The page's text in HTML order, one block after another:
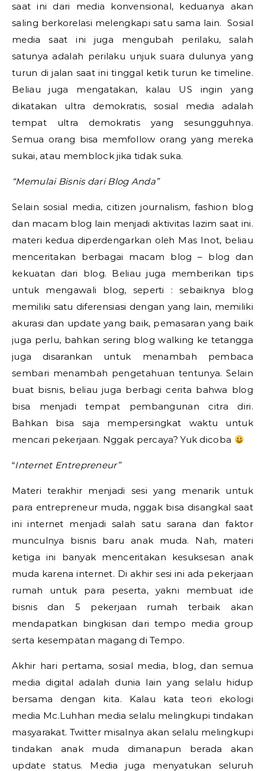
saat ini dari media konvensional, keduanya akan
saling berkorelasi melengkapi satu sama lain. Sosial
media saat ini juga mengubah perilaku, salah
satunya adalah perilaku unjuk suara dulunya yang
turun di jalan saat ini tinggal ketik turun ke timeline.
Beliau juga mengatakan, kalau US ingin yang
dikatakan ultra demokratis, sosial media adalah
tempat ultra demokratis yang sesungguhnya.
Semua orang bisa memfollow orang yang mereka
sukai, atau memblock jika tidak suka.
“Memulai Bisnis dari Blog Anda”
Selain sosial media, citizen journalism, fashion blog
dan macam blog lain menjadi aktivitas lazim saat ini.
materi kedua diperdengarkan oleh Mas Inot, beliau
menceritakan berbagai macam blog – blog dan
kekuatan dari blog. Beliau juga memberikan tips
untuk mengawali blog, seperti : sebaiknya blog
memiliki satu diferensiasi dengan yang lain, memiliki
akurasi dan update yang baik, pemasaran yang baik
juga perlu, bahkan sering blog walking ke tetangga
juga disarankan untuk menambah pembaca
sembari menambah pengetahuan tentunya. Selain
buat bisnis, beliau juga berbagi cerita bahwa blog
bisa menjadi tempat pembangunan citra diri.
Bahkan bisa saja mempersingkat waktu untuk
mencari pekerjaan. Nggak percaya? Yuk dicoba
“Internet Entrepreneur”
Materi terakhir menjadi sesi yang menarik untuk
para entrepreneur muda, nggak bisa disangkal saat
ini internet menjadi salah satu sarana dan faktor
munculnya bisnis baru anak muda. Nah, materi
ketiga ini banyak menceritakan kesuksesan anak
muda karena internet. Di akhir sesi ini ada pekerjaan
rumah untuk para peserta, yakni membuat ide
bisnis dan 5 pekerjaan rumah terbaik akan
mendapatkan bingkisan dari tempo media group
serta kesempatan magang di Tempo.
Akhir hari pertama, sosial media, blog, dan semua
media digital adalah dunia lain yang selalu hidup
bersama dengan kita. Kalau kata teori ekologi
media Mc.Luhhan media selalu melingkupi tindakan
masyarakat. Twitter misalnya akan selalu melingkupi
tindakan anak muda dimanapun berada akan
update status. Media juga menyatukan seluruh